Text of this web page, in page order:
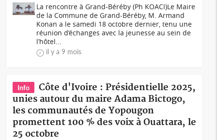
La rencontre à Grand-Béréby (Ph KOACI)Le Maire
de la Commune de Grand-Béréby, M. Armand
Konan a le samedi 18 octobre dernier, tenu une
réunion d’échanges avec la jeunesse au sein de
l’hôtel...
il y a 9 mois
Info
Côte d'Ivoire : Présidentielle 2025,
unies autour du maire Adama Bictogo,
les communautés de Yopougon
promettent 100 % des voix à Ouattara, le
25 octobre